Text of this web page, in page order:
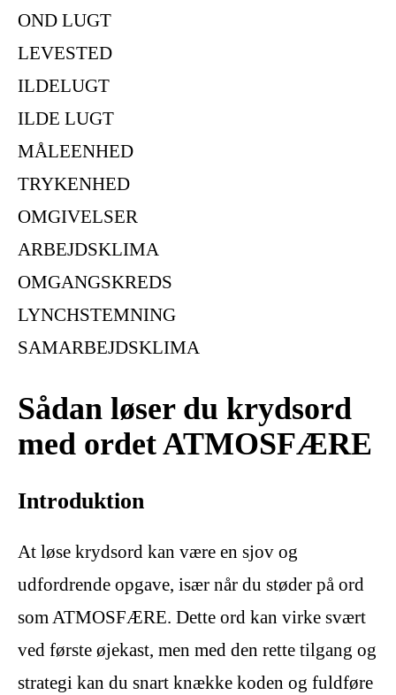
OND LUGT
LEVESTED
ILDELUGT
ILDE LUGT
MÅLEENHED
TRYKENHED
OMGIVELSER
ARBEJDSKLIMA
OMGANGSKREDS
LYNCHSTEMNING
SAMARBEJDSKLIMA
Sådan løser du krydsord
med ordet ATMOSFÆRE
Introduktion
At løse krydsord kan være en sjov og
udfordrende opgave, især når du støder på ord
som ATMOSFÆRE. Dette ord kan virke svært
ved første øjekast, men med den rette tilgang og
strategi kan du snart knække koden og fuldføre